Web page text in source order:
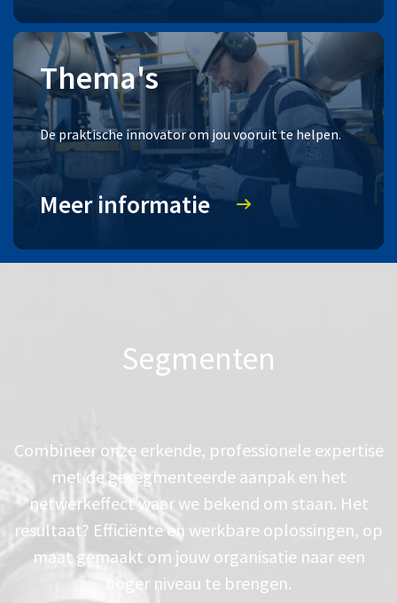
Thema's
De praktische innovator om jou vooruit te helpen.
Meer informatie
Segmenten
Combineer onze erkende, professionele expertise
met de gesegmenteerde aanpak en het
netwerkeffect waar we bekend om staan. Het
resultaat? Efficiënte en werkbare oplossingen, op
maat gemaakt om jouw organisatie naar een
hoger niveau te brengen.